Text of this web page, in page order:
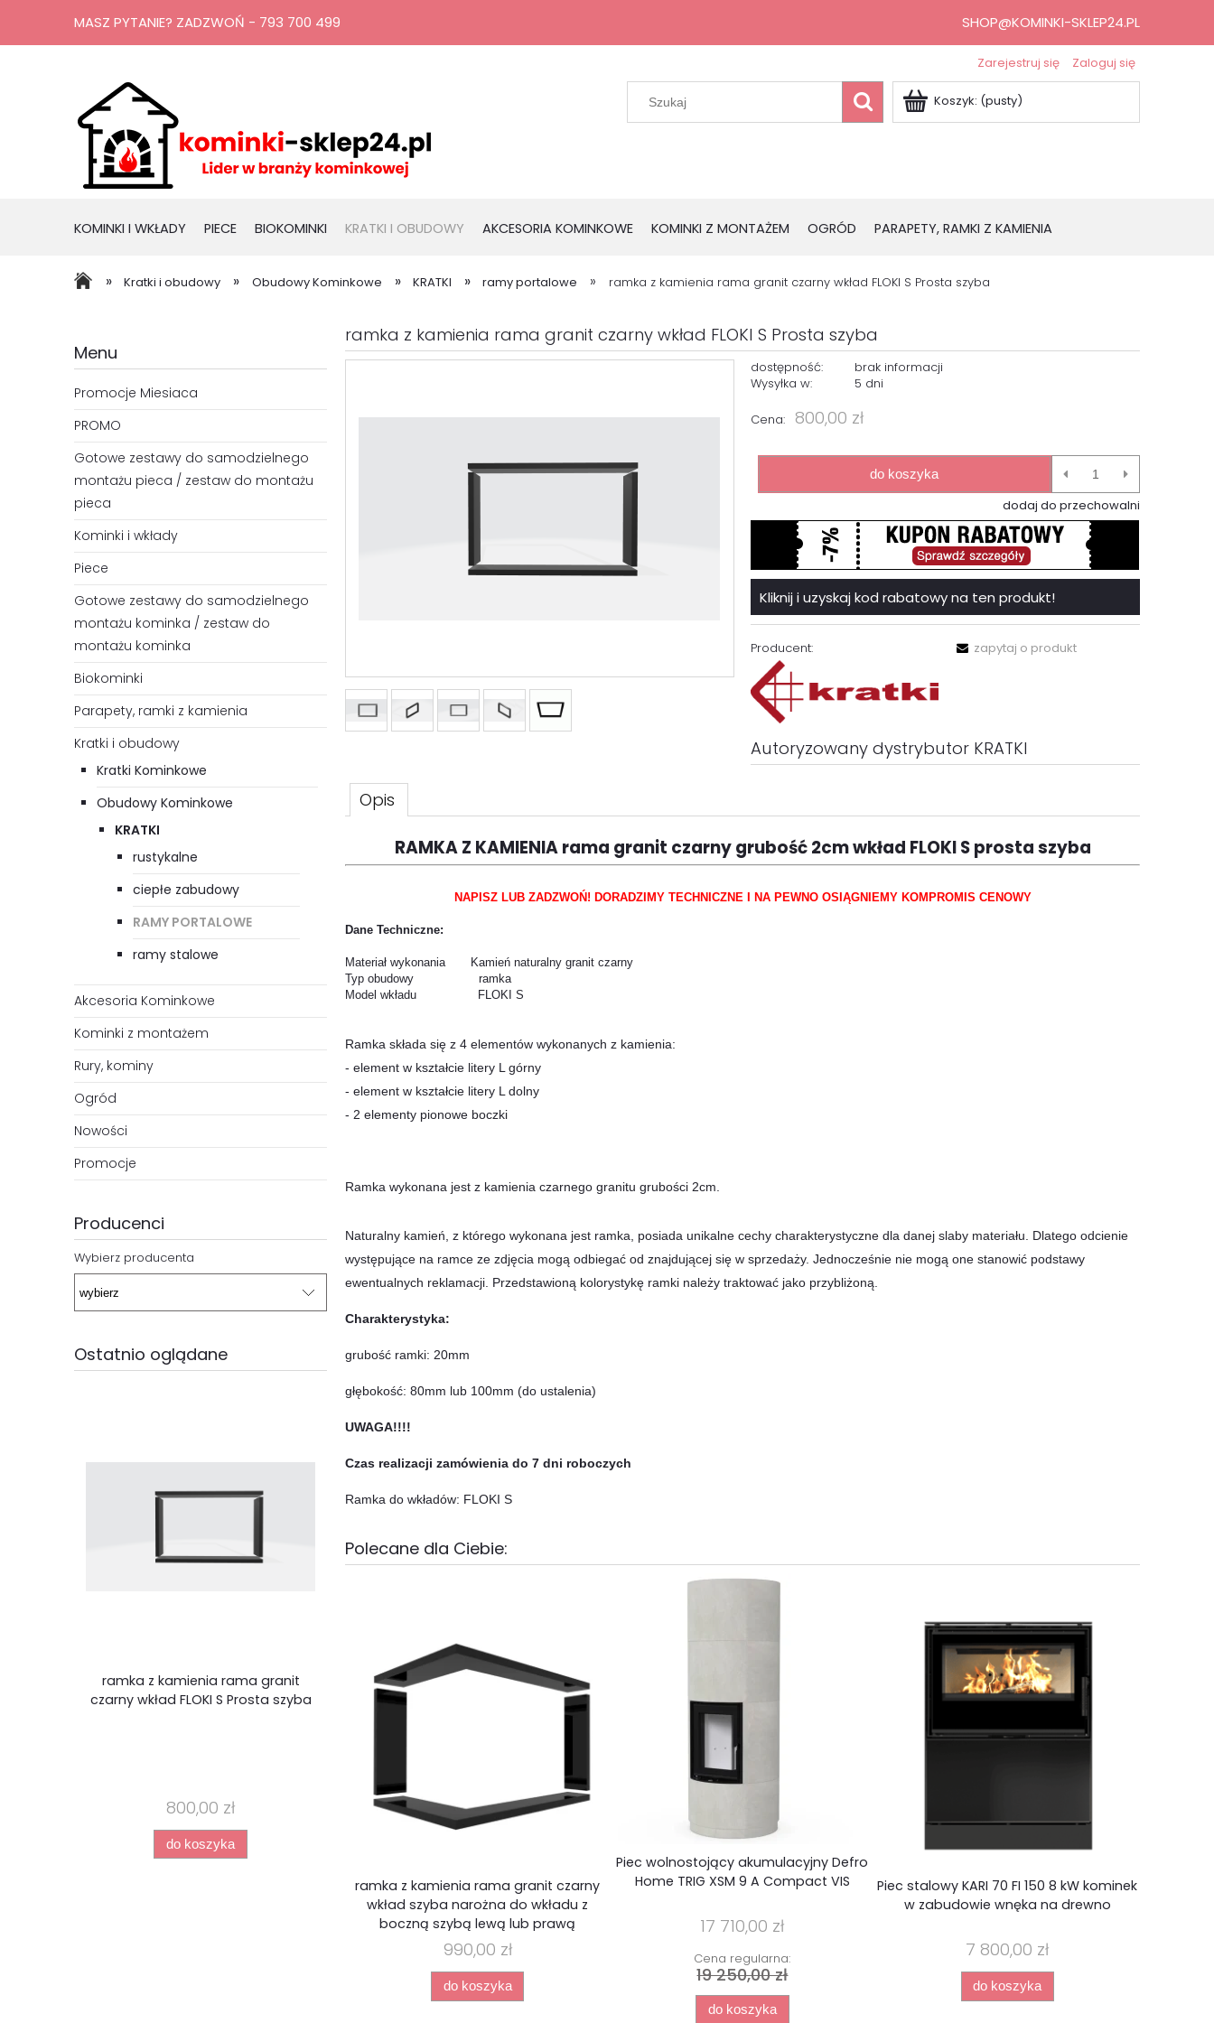
Zarejestruj się Zaloguj się
Koszyk: (pusty)
KOMINKI I WKŁADY PIECE BIOKOMINKI KRATKI I OBUDOWY AKCESORIA KOMINKOWE KOMINKI Z MONTAŻEM OGRÓD PARAPETY, RAMKI Z KAMIENIA
RURY, KOMINY
» Kratki i obudowy » Obudowy Kominkowe » KRATKI » ramy portalowe » ramka z kamienia rama granit czarny wkład FLOKI S Prosta szyba
MASZ PYTANIE? ZADZWOŃ - 793 700 499 SHOP@KOMINKI-SKLEP24.PL
Menu
Promocje Miesiaca
PROMO
Gotowe zestawy do samodzielnego
montażu pieca / zestaw do montażu
pieca
Kominki i wkłady
Piece
Gotowe zestawy do samodzielnego
montażu kominka / zestaw do
montażu kominka
Biokominki
Parapety, ramki z kamienia
Kratki i obudowy
Kratki Kominkowe
Obudowy Kominkowe
KRATKI
rustykalne
ciepłe zabudowy
RAMY PORTALOWE
ramy stalowe
Akcesoria Kominkowe
Kominki z montażem
Rury, kominy
Ogród
Nowości
Promocje
Producenci
Wybierz producenta
Ostatnio oglądane
ramka z kamienia rama granit
czarny wkład FLOKI S Prosta szyba
800,00 zł
do koszyka
ramka z kamienia rama granit czarny wkład FLOKI S Prosta szyba
dostępność:
brak informacji
Wysyłka w:
5 dni
Cena: 800,00 zł
do koszyka
dodaj do przechowalni
Kliknij i uzyskaj kod rabatowy na ten produkt!
Producent: zapytaj o produkt
Autoryzowany dystrybutor KRATKI
Opis
RAMKA Z KAMIENIA rama granit czarny grubość 2cm wkład FLOKI S prosta szyba
NAPISZ LUB ZADZWOŃ! DORADZIMY TECHNICZNE I NA PEWNO OSIĄGNIEMY KOMPROMIS CENOWY
Dane Techniczne:
Materiał wykonania Kamień naturalny granit czarny
Typ obudowy ramka
Model wkładu FLOKI S
Ramka składa się z 4 elementów wykonanych z kamienia:
- element w kształcie litery L górny
- element w kształcie litery L dolny
- 2 elementy pionowe boczki
Ramka wykonana jest z kamienia czarnego granitu grubości 2cm.
Naturalny kamień, z którego wykonana jest ramka, posiada unikalne cechy charakterystyczne dla danej slaby materiału. Dlatego odcienie
występujące na ramce ze zdjęcia mogą odbiegać od znajdującej się w sprzedaży. Jednocześnie nie mogą one stanowić podstawy
ewentualnych reklamacji. Przedstawioną kolorystykę ramki należy traktować jako przybliżoną.
Charakterystyka:
grubość ramki: 20mm
głębokość: 80mm lub 100mm (do ustalenia)
UWAGA!!!!
Czas realizacji zamówienia do 7 dni roboczych
Ramka do wkładów: FLOKI S
Polecane dla Ciebie:
ramka z kamienia rama granit czarny
wkład szyba narożna do wkładu z
boczną szybą lewą lub prawą
990,00 zł
do koszyka
Piec wolnostojący akumulacyjny Defro
Home TRIG XSM 9 A Compact VIS
17 710,00 zł
Cena regularna:
19 250,00 zł
do koszyka
Piec stalowy KARI 70 FI 150 8 kW kominek
w zabudowie wnęka na drewno
7 800,00 zł
do koszyka